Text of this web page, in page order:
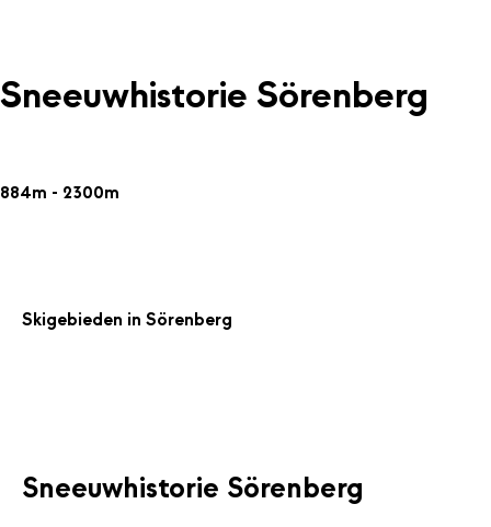
Sneeuwhistorie Sörenberg
884m - 2300m
Skigebieden in Sörenberg
Sneeuwhistorie Sörenberg